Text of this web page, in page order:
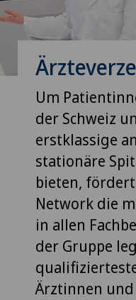
Um
der Schweiz
erstklassige
stationäre
bieten,
Network die
in allen
der Gruppe
Ärztinnen